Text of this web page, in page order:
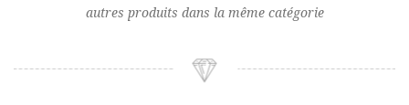
autres produits dans la même catégorie